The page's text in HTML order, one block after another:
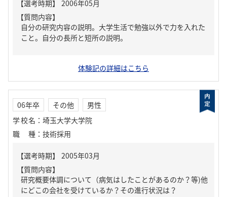
【質問内容】
自分の研究内容の説明。大学生活で勉強以外で力を入れた
こと。自分の長所と短所の説明。
体験記の詳細はこちら
06年卒 その他
男性
学校名 ： 埼玉大学大学院
職種 ： 技術採用
【質問内容】
研究概要体調について（病気はしたことがあるのか？等)他
にどこの会社を受けているか？その進行状況は？